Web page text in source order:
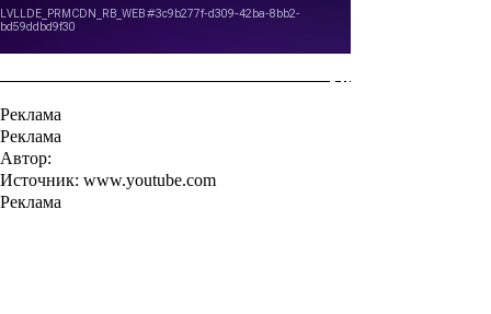
Реклама
Реклама
Автор:
Источник: www.youtube.com
Реклама